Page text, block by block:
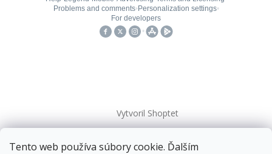
Tento web používa súbory cookie. Ďalším
Vytvoril Shoptet
Copyright 2026kovanieplus. Všetky práva vyhradené.